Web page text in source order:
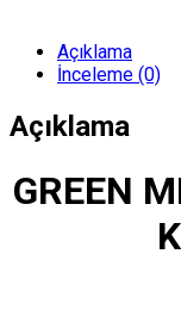
Açıklama
İnceleme (0)
Açıklama
GREEN